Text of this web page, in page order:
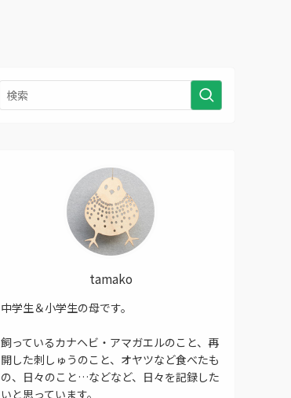
tamako
中学生＆小学生の母です。
飼っているカナヘビ・アマガエルのこと、再
開した刺しゅうのこと、オヤツなど食べたも
の、日々のこと…などなど、日々を記録した
いと思っています。